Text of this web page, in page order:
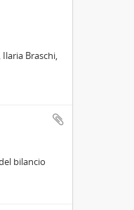
Braschi,
bilancio